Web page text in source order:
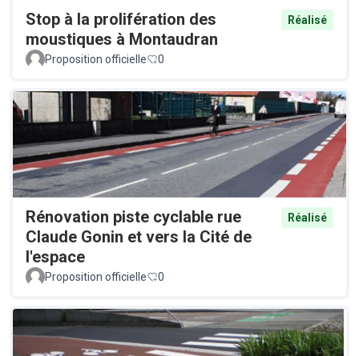
Stop à la prolifération des
moustiques à Montaudran
Réalisé
Proposition officielle 0
Rénovation piste cyclable rue
Claude Gonin et vers la Cité de
l'espace
Réalisé
Proposition officielle 0